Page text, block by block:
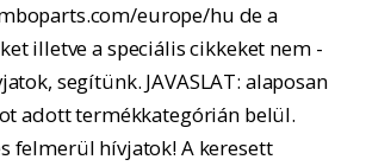
europe/hu de a
illetve a speciális cikkeket nem -
segítünk. JAVASLAT: alaposan
adott termékkategórián belül.
felmerül hívjatok! A keresett